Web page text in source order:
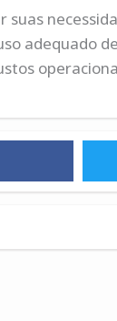
suas
adequado